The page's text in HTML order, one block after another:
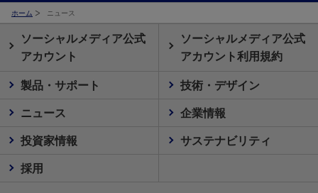
ホーム ニュース
ソーシャルメディア公式
アカウント
ソーシャルメディア公式
アカウント利用規約
製品・サポート
技術・デザイン
ニュース
企業情報
投資家情報
サステナビリティ
採用